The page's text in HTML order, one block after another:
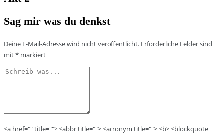
Sag mir was du denkst
Deine E-Mail-Adresse wird nicht veröffentlicht. Erforderliche Felder sind
mit* markiert
<a href="" title=""> <abbr title=""> <acronym title=""> <b> <blockquote